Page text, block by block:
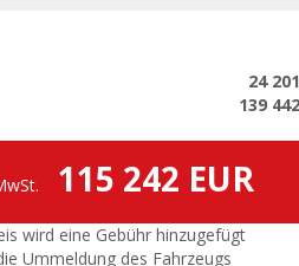
24
139
115 242 EUR
wird eine Gebühr hinzugefügt
Ummeldung des Fahrzeugs